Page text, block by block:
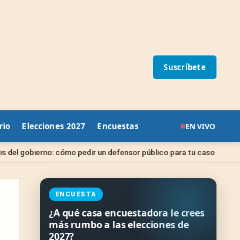
Suscríbete
Elecciones 2027 Encuestas EN VIVO
cómo pedir un defensor público para tu caso Sin
ENCUESTA
¿A qué casa encuestadora le crees
más rumbo a las elecciones de
2027?